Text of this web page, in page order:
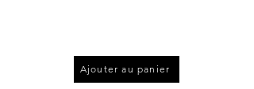
Ajouter au panier